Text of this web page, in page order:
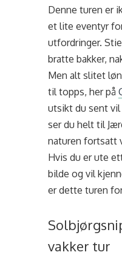
Denne turen er
et lite eventyr
utfordringer.
bratte bakker,
Men alt slitet
til topps, her på
utsikt du sent vil
ser du helt til
naturen fortsatt
Hvis du er ute
bilde og vil
er dette turen
vakker tur